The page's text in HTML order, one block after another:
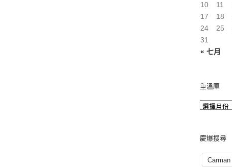
« 七月
10
11
17
18
24
25
31
重溫庫
慶爆搜尋
Carman